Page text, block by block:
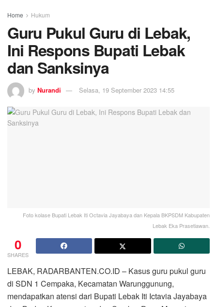
Home Hukum
Guru Pukul Guru di Lebak,
Ini Respons Bupati Lebak
dan Sanksinya
by Nurandi Selasa, 19 September 2023 14:55
Foto kolase Bupati Lebak Iti Octavia Jayabaya dan Kepala BKPSDM Kabupaten
Lebak Eka Prasetiawan.
0
SHARES
LEBAK, RADARBANTEN.CO.ID – Kasus guru pukul guru
di SDN 1 Cempaka, Kecamatan Warunggunung,
mendapatkan atensi dari Bupati Lebak Iti Ictavia Jayabaya